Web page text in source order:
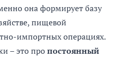
она формирует базу
пищевой
импортных операциях.
– это пропостоянный